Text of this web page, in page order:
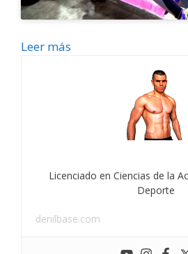
Leer más
Licenciado en Ciencias de la
Deporte
denilbase.com